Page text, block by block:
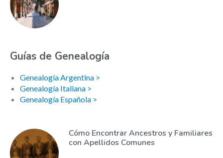
Guías de Genealogía
Genealogía Argentina >
Genealogía Italiana >
Genealogía Española >
Cómo Encontrar Ancestros y Familiares
con Apellidos Comunes